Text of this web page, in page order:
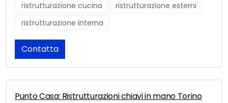
ristrutturazione cucina
ristrutturazione esterni
ristrutturazione interna
Contatta
Punto Casa: Ristrutturazioni chiavi in mano Torino